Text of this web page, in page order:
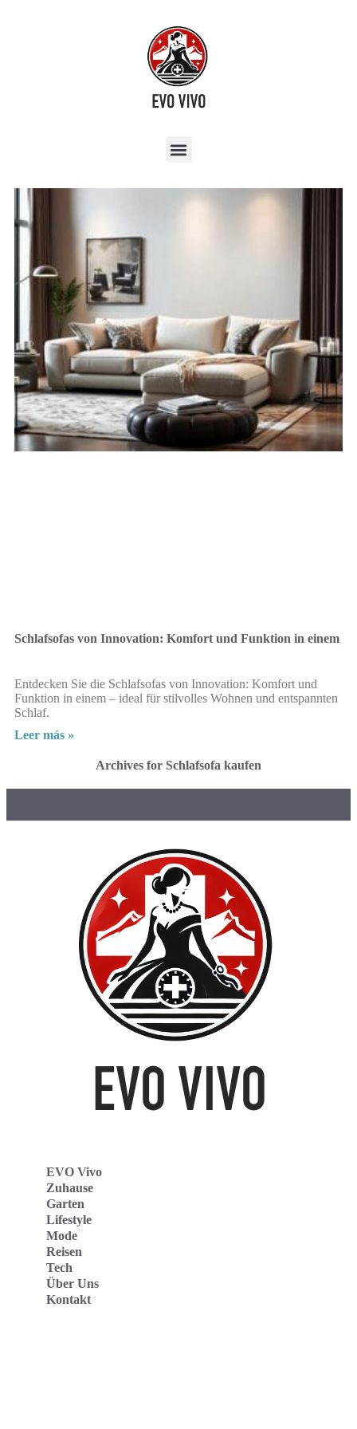
Schlafsofas von Innovation: Komfort und Funktion in einem
Entdecken Sie die Schlafsofas von Innovation: Komfort und
Funktion in einem – ideal für stilvolles Wohnen und entspannten
Schlaf.
Leer más »
Archives for Schlafsofa kaufen
EVO Vivo
Zuhause
Garten
Lifestyle
Mode
Reisen
Tech
Über Uns
Kontakt